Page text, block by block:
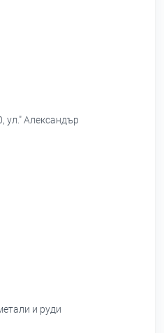
ул." Александър
и руди